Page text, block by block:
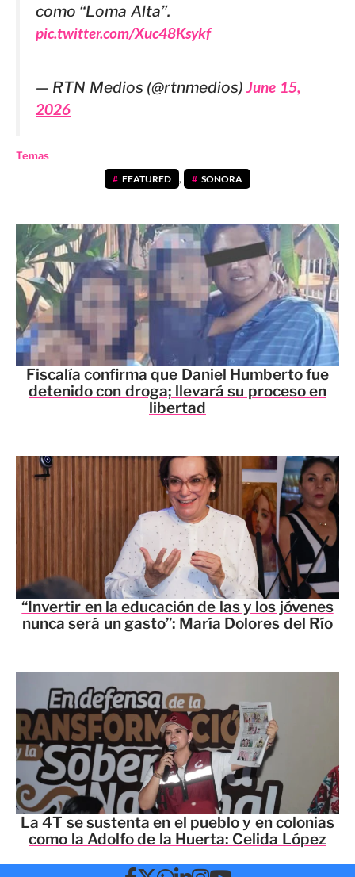
como “Loma Alta”.
pic.twitter.com/Xuc48Ksykf
— RTN Medios (@rtnmedios)June 15,
2026
Temas
FEATURED , SONORA
Fiscalía confirma que Daniel Humberto fue
detenido con droga; llevará su proceso en
libertad
“Invertir en la educación de las y los jóvenes
nunca será un gasto”: María Dolores del Río
La 4T se sustenta en el pueblo y en colonias
como la Adolfo de la Huerta: Celida López